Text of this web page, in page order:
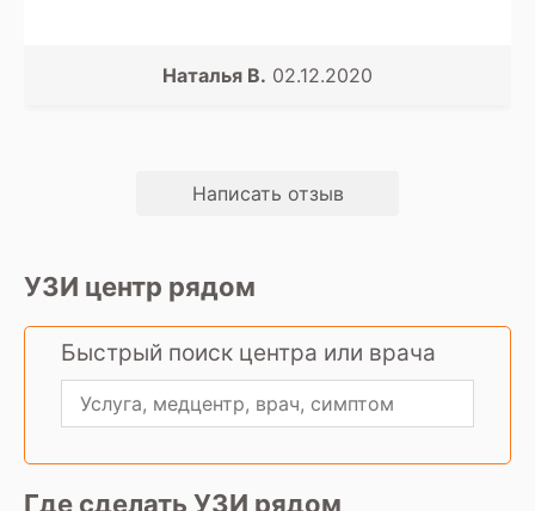
Наталья В. 02.12.2020
Написать отзыв
УЗИ центр рядом
Быстрый поиск центра или врача
Где сделать УЗИ рядом